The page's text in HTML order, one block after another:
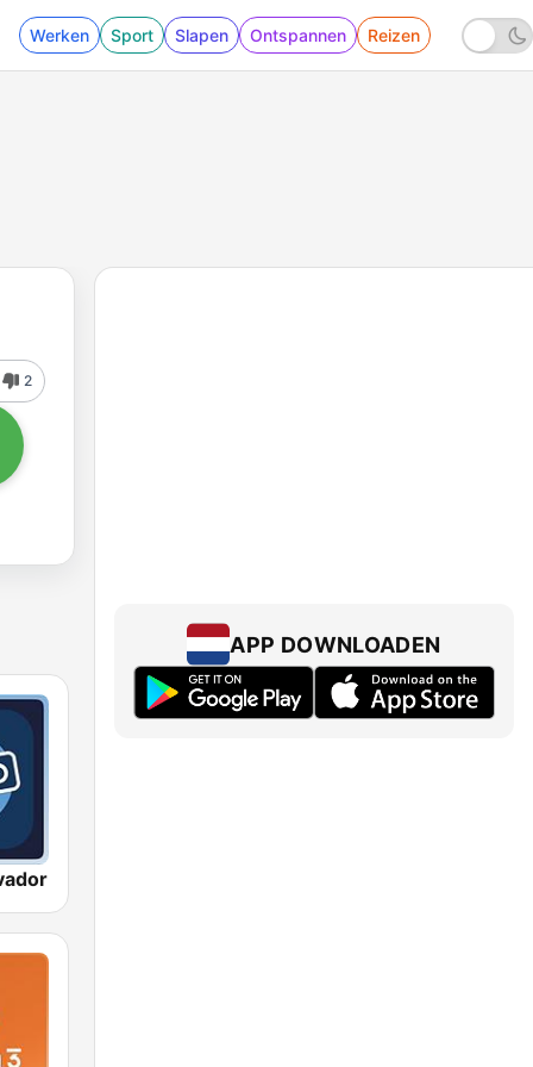
Werken Sport Slapen Ontspannen Reizen
2
APP DOWNLOADEN